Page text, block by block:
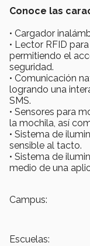
Conoce las
• Cargador
• Lector RFID
permitiendo el
seguridad.
• Comunicación
logrando una
SMS.
• Sensores para
la mochila, así
• Sistema de
sensible al tacto.
• Sistema de
medio de una
Campus:
Escuelas: